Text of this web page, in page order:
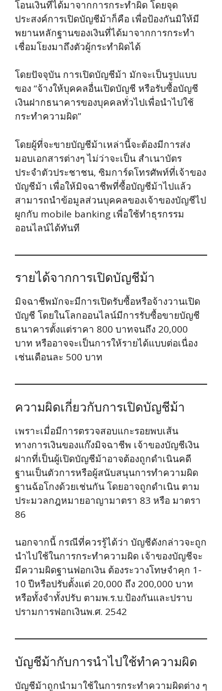
โอนเงินที่ได้มาจากการกระทำผิด โดยจุด
ประสงค์การเปิดบัญชีม้าก็คือ เพื่อป้องกันมิให้มี
พยานหลักฐานของเงินที่ได้มาจากการกระทำ
เชื่อมโยงมาถึงตัวผู้กระทำผิดได้
โดยปัจจุบัน การเปิดบัญชีม้า มักจะเป็นรูปแบบ
ของ “จ้างให้บุคคลอื่นเปิดบัญชี หรือรับซื้อบัญชี
เงินฝากธนาคารของบุคคลทั่วไปเพื่อนำไปใช้
กระทำความผิด”
โดยผู้ที่จะขายบัญชีม้าเหล่านี้จะต้องมีการส่ง
มอบเอกสารต่างๆ ไม่ว่าจะเป็น สำเนาบัตร
ประจำตัวประชาชน, ซิมการ์ดโทรศัพท์ที่เจ้าของ
บัญชีม้า เพื่อให้มิจฉาชีพที่ซื้อบัญชีม้าไปแล้ว
สามารถนำข้อมูลส่วนบุคคลของเจ้าของบัญชีไป
ผูกกับ mobile banking เพื่อใช้ทำธุรกรรม
ออนไลน์ได้ทันที
รายได้จากการเปิดบัญชีม้า
มิจฉาชีพมักจะมีการเปิดรับซื้อหรือจ้างวานเปิด
บัญชี โดยในโลกออนไลน์มีการรับซื้อขายบัญชี
ธนาคารตั้งแต่ราคา 800 บาทจนถึง 20,000
บาท หรืออาจจะเป็นการให้รายได้แบบต่อเนื่อง
เช่นเดือนละ 500 บาท
ความผิดเกี่ยวกับการเปิดบัญชีม้า
เพราะเมื่อมีการตรวจสอบแกะรอยพบเส้น
ทางการเงินของแก๊งมิจฉาชีพ เจ้าของบัญชีเงิน
ฝากที่เป็นผู้เปิดบัญชีม้าอาจต้องถูกดำเนินคดี
ฐานเป็นตัวการหรือผู้สนับสนุนการทำความผิด
ฐานฉ้อโกงด้วยเช่นกัน โดยอาจถูกดำเนิน ตาม
ประมวลกฎหมายอาญามาตรา 83 หรือ มาตรา
86
นอกจากนี้ กรณีที่ควรรู้ได้ว่า บัญชีดังกล่าวจะถูก
นำไปใช้ในการกระทำความผิด เจ้าของบัญชีจะ
มีความผิดฐานฟอกเงิน ต้องระวางโทษจำคุก 1-
10 ปีหรือปรับตั้งแต่ 20,000 ถึง 200,000 บาท
หรือทั้งจำทั้งปรับ ตามพ.ร.บ.ป้องกันและปราบ
ปรามการฟอกเงินพ.ศ. 2542
บัญชีม้ากับการนำไปใช้ทำความผิด
บัญชีม้าถูกนำมาใช้ในการกระทำความผิดต่าง ๆ